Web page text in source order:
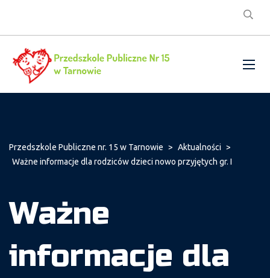
Przedszkole Publiczne nr. 15 w Tarnowie > Aktualności >
Ważne informacje dla rodziców dzieci nowo przyjętych gr. I
Ważne
informacje dla